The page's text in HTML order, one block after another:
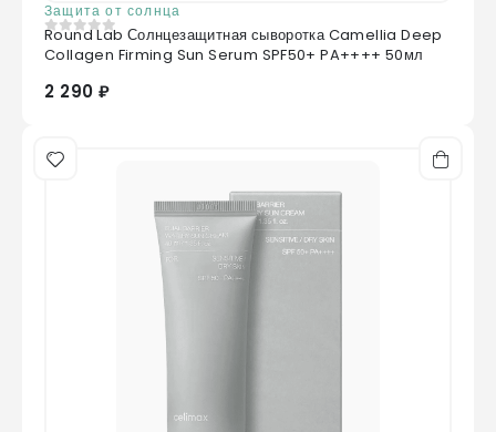
Защита от солнца
0 из 5
Round Lab Солнцезащитная сыворотка Camellia Deep
Collagen Firming Sun Serum SPF50+ PA++++ 50мл
2 290 ₽